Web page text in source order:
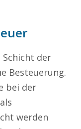
der
Besteuerung.
bei der
werden